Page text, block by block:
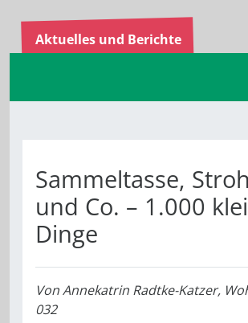
Aktuelles und Berichte
Sammeltasse,
und Co. – 1.000
Dinge
VonAnnekatrin Radtke-Katzer,
032